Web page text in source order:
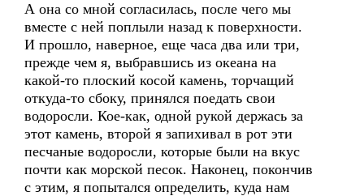
А она со мной согласилась, после чего мы
вместе с ней поплыли назад к поверхности.
И прошло, наверное, еще часа два или три,
прежде чем я, выбравшись из океана на
какой-то плоский косой камень, торчащий
откуда-то сбоку, принялся поедать свои
водоросли. Кое-как, одной рукой держась за
этот камень, второй я запихивал в рот эти
песчаные водоросли, которые были на вкус
почти как морской песок. Наконец, покончив
с этим, я попытался определить, куда нам